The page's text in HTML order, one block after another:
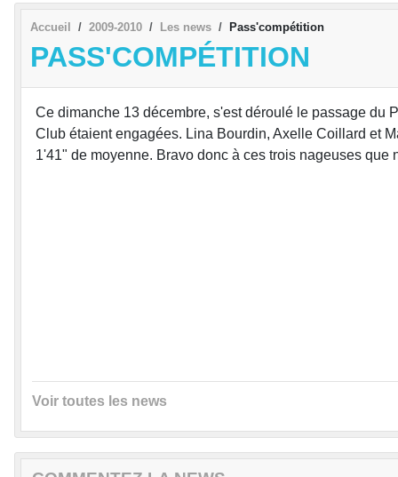
Accueil 2009-2010 Les news Pass'compétition
PASS'COMPÉTITION
Ce dimanche 13 décembre, s'est déroulé le passage du
Club étaient engagées. Lina Bourdin, Axelle Coillard et
1'41" de moyenne. Bravo donc à ces trois nageuses
Voir toutes les news